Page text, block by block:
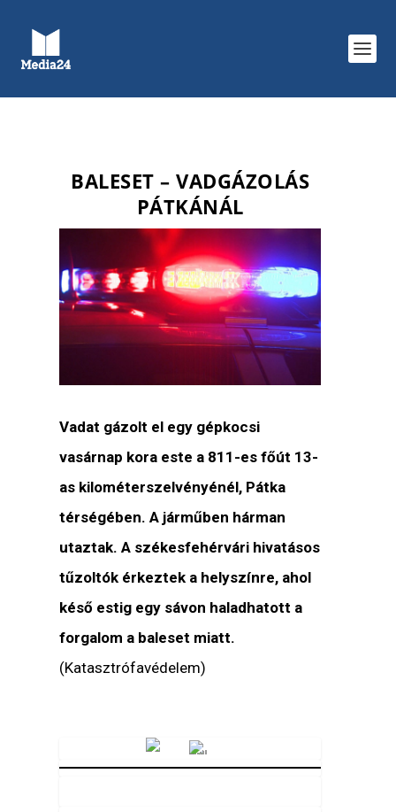
BALESET – VADGÁZOLÁS
PÁTKÁNÁL
Vadat gázolt el egy gépkocsi
vasárnap kora este a 811-es főút 13-
as kilométerszelvényénél, Pátka
térségében. A járműben hárman
utaztak. A székesfehérvári hivatásos
tűzoltók érkeztek a helyszínre, ahol
késő estig egy sávon haladhatott a
forgalom a baleset miatt.
(Katasztrófavédelem)